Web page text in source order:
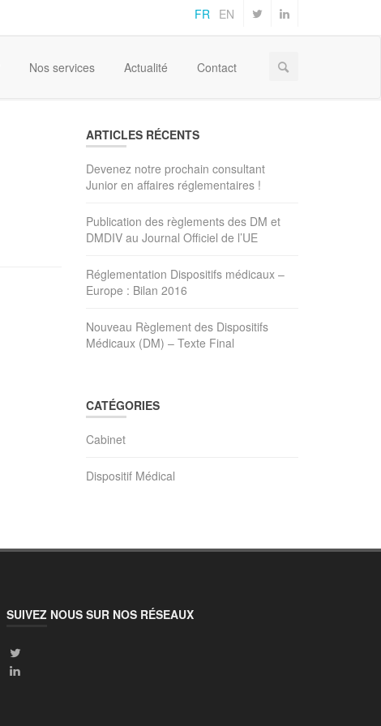
FR EN
Nos services Actualité Contact
ARTICLES RÉCENTS
Devenez notre prochain consultant
Junior en affaires réglementaires !
Publication des règlements des DM et
DMDIV au Journal Officiel de l’UE
Réglementation Dispositifs médicaux –
Europe : Bilan 2016
Nouveau Règlement des Dispositifs
Médicaux (DM) – Texte Final
CATÉGORIES
Cabinet
Dispositif Médical
SUIVEZ NOUS SUR NOS RÉSEAUX